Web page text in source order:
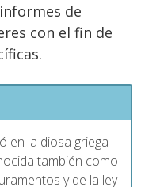
de
con el fin de
en la diosa griega
también como
y de la ley